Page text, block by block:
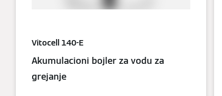
Vitocell 140-E
Akumulacioni bojler za vodu za
grejanje